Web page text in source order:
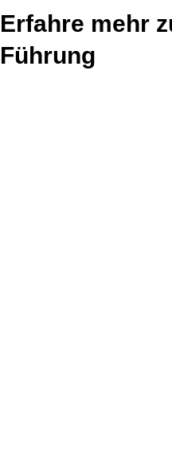
Erfahre mehr
Führung